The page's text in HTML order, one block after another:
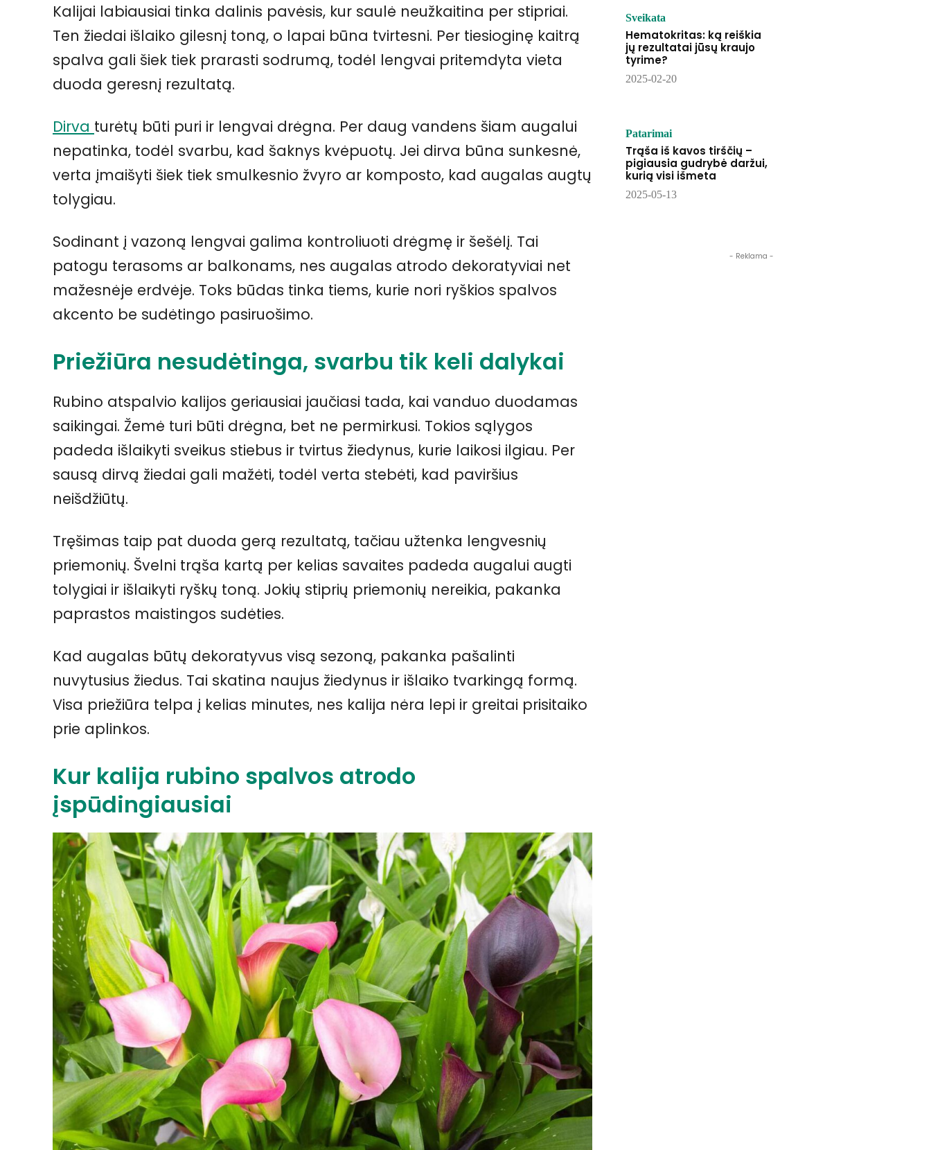
Kalijai labiausiai tinka dalinis pavėsis, kur saulė neužkaitina per stipriai.
Ten žiedai išlaiko gilesnį toną, o lapai būna tvirtesni. Per tiesioginę kaitrą
spalva gali šiek tiek prarasti sodrumą, todėl lengvai pritemdyta vieta
duoda geresnį rezultatą.
Dirva turėtų būti puri ir lengvai drėgna. Per daug vandens šiam augalui
nepatinka, todėl svarbu, kad šaknys kvėpuotų. Jei dirva būna sunkesnė,
verta įmaišyti šiek tiek smulkesnio žvyro ar komposto, kad augalas augtų
tolygiau.
Sodinant į vazoną lengvai galima kontroliuoti drėgmę ir šešėlį. Tai
patogu terasoms ar balkonams, nes augalas atrodo dekoratyviai net
mažesnėje erdvėje. Toks būdas tinka tiems, kurie nori ryškios spalvos
akcento be sudėtingo pasiruošimo.
Priežiūra nesudėtinga, svarbu tik keli dalykai
Rubino atspalvio kalijos geriausiai jaučiasi tada, kai vanduo duodamas
saikingai. Žemė turi būti drėgna, bet ne permirkusi. Tokios sąlygos
padeda išlaikyti sveikus stiebus ir tvirtus žiedynus, kurie laikosi ilgiau. Per
sausą dirvą žiedai gali mažėti, todėl verta stebėti, kad paviršius
neišdžiūtų.
Tręšimas taip pat duoda gerą rezultatą, tačiau užtenka lengvesnių
priemonių. Švelni trąša kartą per kelias savaites padeda augalui augti
tolygiai ir išlaikyti ryškų toną. Jokių stiprių priemonių nereikia, pakanka
paprastos maistingos sudėties.
Kad augalas būtų dekoratyvus visą sezoną, pakanka pašalinti
nuvytusius žiedus. Tai skatina naujus žiedynus ir išlaiko tvarkingą formą.
Visa priežiūra telpa į kelias minutes, nes kalija nėra lepi ir greitai prisitaiko
prie aplinkos.
Kur kalija rubino spalvos atrodo
įspūdingiausiai
Sveikata
Hematokritas: ką reiškia
jų rezultatai jūsų kraujo
tyrime?
2025-02-20
Patarimai
Trąša iš kavos tirščių –
pigiausia gudrybė daržui,
kurią visi išmeta
2025-05-13
- Reklama -